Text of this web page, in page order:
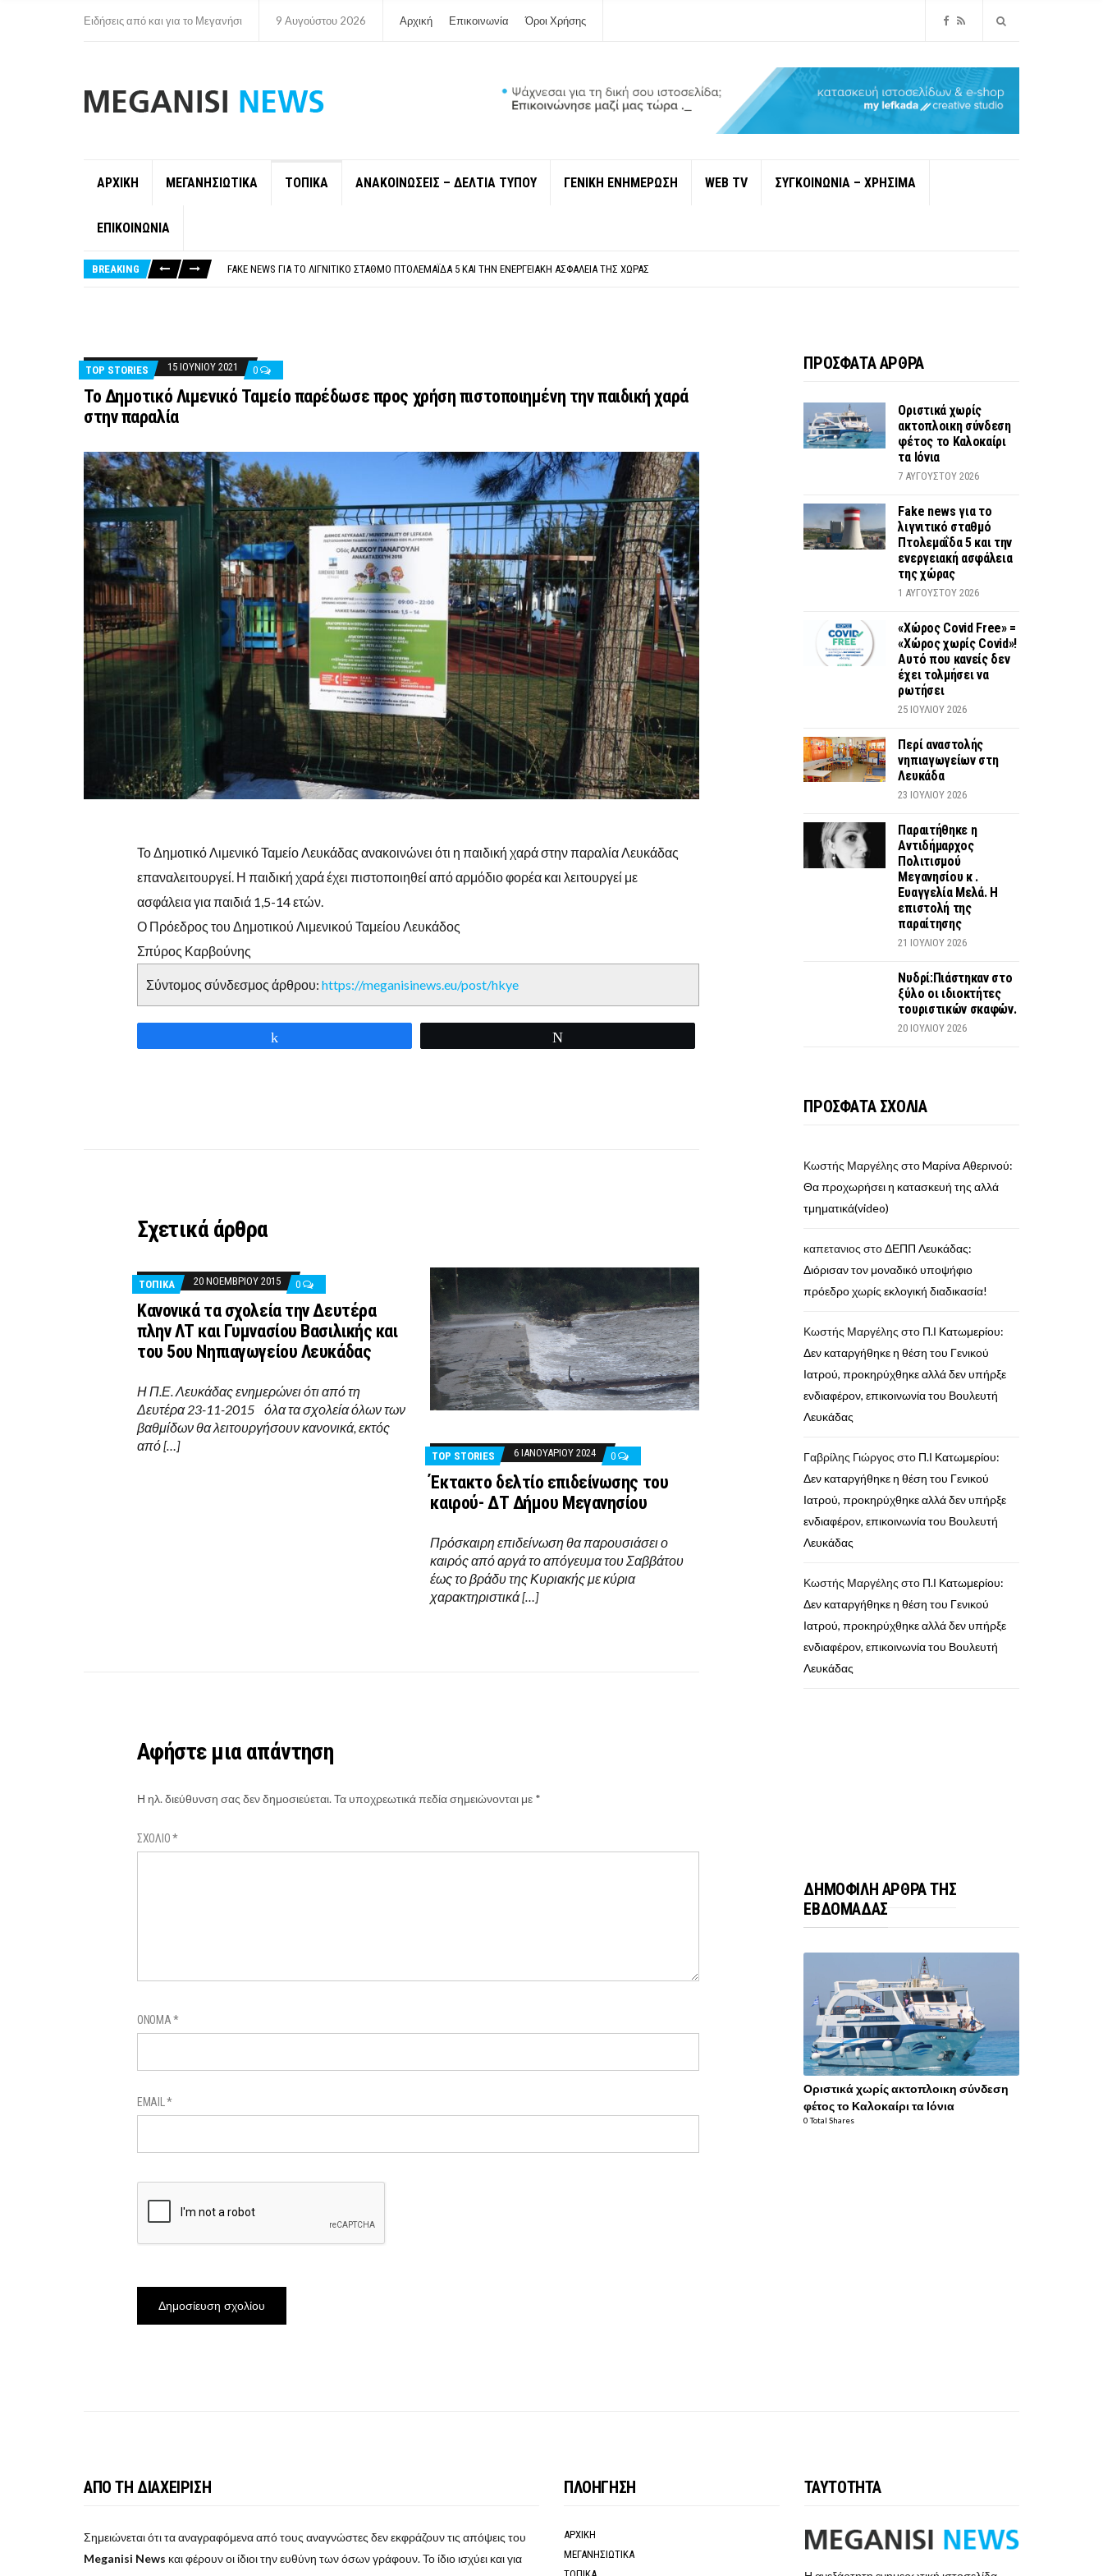
Ειδήσεις από και για το Μεγανήσι 9 Αυγούστου 2026 Αρχική Επικοινωνία Όροι Χρήσης
ΑΡΧΙΚΗ ΜΕΓΑΝΗΣΙΩΤΙΚΑ ΤΟΠΙΚΑ ΑΝΑΚΟΙΝΩΣΕΙΣ – ΔΕΛΤΙΑ ΤΥΠΟΥ ΓΕΝΙΚΗ ΕΝΗΜΕΡΩΣΗ WEB TV ΣΥΓΚΟΙΝΩΝΙΑ – ΧΡΗΣΙΜΑ
ΕΠΙΚΟΙΝΩΝΙΑ
BREAKING
FAKE NEWS ΓΙΑ ΤΟ ΛΙΓΝΙΤΙΚΌ ΣΤΑΘΜΌ ΠΤΟΛΕΜΑΪ́ΔΑ 5 ΚΑΙ ΤΗΝ ΕΝΕΡΓΕΙΑΚΉ ΑΣΦΆΛΕΙΑ ΤΗΣ ΧΏΡΑΣ
TOP STORIES 15 ΙΟΥΝΊΟΥ 2021 0
Το Δημοτικό Λιμενικό Ταμείο παρέδωσε προς χρήση πιστοποιημένη την παιδική χαρά
στην παραλία
Το Δημοτικό Λιμενικό Ταμείο Λευκάδας ανακοινώνει ότι η παιδική χαρά στην παραλία Λευκάδας
επαναλειτουργεί. Η παιδική χαρά έχει πιστοποιηθεί από αρμόδιο φορέα και λειτουργεί με
ασφάλεια για παιδιά 1,5-14 ετών.
Ο Πρόεδρος του Δημοτικού Λιμενικού Ταμείου Λευκάδος
Σπύρος Καρβούνης
Σύντομος σύνδεσμος άρθρου: https://meganisinews.eu/post/hkye
Σχετικά άρθρα
ΤΟΠΙΚΑ 20 ΝΟΕΜΒΡΊΟΥ 2015 0
Κανονικά τα σχολεία την Δευτέρα
πλην ΛΤ και Γυμνασίου Βασιλικής και
του 5ου Νηπιαγωγείου Λευκάδας
Η Π.Ε. Λευκάδας ενημερώνει ότι από τη
Δευτέρα 23-11-2015 όλα τα σχολεία όλων των
βαθμίδων θα λειτουργήσουν κανονικά, εκτός
από […]
TOP STORIES 6 ΙΑΝΟΥΑΡΊΟΥ 2024 0
Έκτακτο δελτίο επιδείνωσης του
καιρού- ΔΤ Δήμου Μεγανησίου
Πρόσκαιρη επιδείνωση θα παρουσιάσει ο
καιρός από αργά το απόγευμα του Σαββάτου
έως το βράδυ της Κυριακής με κύρια
χαρακτηριστικά […]
Αφήστε μια απάντηση
Η ηλ. διεύθυνση σας δεν δημοσιεύεται.Τα υποχρεωτικά πεδία σημειώνονται με *
ΣΧΌΛΙΟ*
ΌΝΟΜΑ*
EMAIL*
ΠΡΟΣΦΑΤΑ ΑΡΘΡΑ
Οριστικά χωρίς
ακτοπλοικη σύνδεση
φέτος το Καλοκαίρι
τα Ιόνια
7 ΑΥΓΟΎΣΤΟΥ 2026
Fake news για το
λιγνιτικό σταθμό
Πτολεμαΐδα 5 και την
ενεργειακή ασφάλεια
της χώρας
1 ΑΥΓΟΎΣΤΟΥ 2026
«Χώρος Covid Free» =
«Χώρος χωρίς Covid»!
Αυτό που κανείς δεν
έχει τολμήσει να
ρωτήσει
25 ΙΟΥΛΊΟΥ 2026
Περί αναστολής
νηπιαγωγείων στη
Λευκάδα
23 ΙΟΥΛΊΟΥ 2026
Παραιτήθηκε η
Αντιδήμαρχος
Πολιτισμού
Μεγανησίου κ .
Ευαγγελία Μελά. Η
επιστολή της
παραίτησης
21 ΙΟΥΛΊΟΥ 2026
Νυδρί:Πιάστηκαν στο
ξύλο οι ιδιοκτήτες
τουριστικών σκαφών.
20 ΙΟΥΛΊΟΥ 2026
ΠΡΟΣΦΑΤΑ ΣΧΟΛΙΑ
Κωστής Μαργέλης στοMαρίνα Αθερινού:
Θα προχωρήσει η κατασκευή της αλλά
τμηματικά(video)
καπετανιος στοΔΕΠΠ Λευκάδας:
Διόρισαν τον μοναδικό υποψήφιο
πρόεδρο χωρίς εκλογική διαδικασία!
Κωστής Μαργέλης στο Π.Ι Κατωμερίου:
Δεν καταργήθηκε η θέση του Γενικού
Ιατρού, προκηρύχθηκε αλλά δεν υπήρξε
ενδιαφέρον, επικοινωνία του Βουλευτή
Λευκάδας
Γαβρίλης Γιώργος στο Π.Ι Κατωμερίου:
Δεν καταργήθηκε η θέση του Γενικού
Ιατρού, προκηρύχθηκε αλλά δεν υπήρξε
ενδιαφέρον, επικοινωνία του Βουλευτή
Λευκάδας
Κωστής Μαργέλης στο Π.Ι Κατωμερίου:
Δεν καταργήθηκε η θέση του Γενικού
Ιατρού, προκηρύχθηκε αλλά δεν υπήρξε
ενδιαφέρον, επικοινωνία του Βουλευτή
Λευκάδας
ΔΗΜΟΦΙΛΗ ΑΡΘΡΑ ΤΗΣ
ΕΒΔΟΜΑΔΑΣ
Οριστικά χωρίς ακτοπλοικη σύνδεση
φέτος το Καλοκαίρι τα Ιόνια
0 Total Shares
ΑΠΟ ΤΗ ΔΙΑΧΕΙΡΙΣΗ
Σημειώνεται ότι τα αναγραφόμενα από τους αναγνώστες δεν εκφράζουν τις απόψεις του
Meganisi News και φέρουν οι ίδιοι την ευθύνη των όσων γράφουν. Το ίδιο ισχύει και για
ΠΛΟΗΓΗΣΗ
ΑΡΧΙΚΗ
ΜΕΓΑΝΗΣΙΩΤΙΚΑ
ΤΑΥΤΟΤΗΤΑ